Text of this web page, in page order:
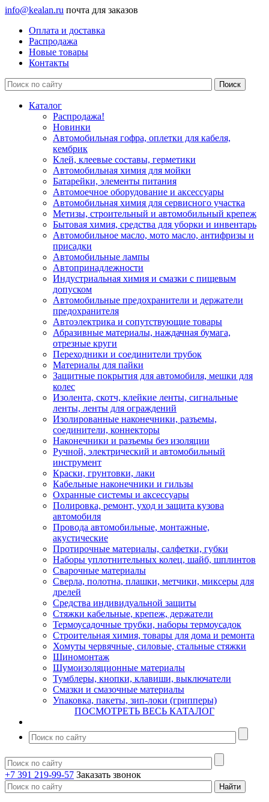
info@kealan.ru почта для заказов
Оплата и доставка
Распродажа
Новые товары
Контакты
Каталог
Распродажа!
Новинки
Автомобильная гофра, оплетки для кабеля,
кембрик
Клей, клеевые составы, герметики
Автомобильная химия для мойки
Батарейки, элементы питания
Автомоечное оборудование и аксессуары
Автомобильная химия для сервисного участка
Метизы, строительный и автомобильный крепеж
Бытовая химия, средства для уборки и инвентарь
Автомобильное масло, мото масло, антифризы и
присадки
Автомобильные лампы
Автопринадлежности
Индустриальная химия и смазки с пищевым
допуском
Автомобильные предохранители и держатели
предохранителя
Автоэлектрика и сопутствующие товары
Абразивные материалы, наждачная бумага,
отрезные круги
Переходники и соединители трубок
Материалы для пайки
Защитные покрытия для автомобиля, мешки для
колес
Изолента, скотч, клейкие ленты, сигнальные
ленты, ленты для ограждений
Изолированные наконечники, разъемы,
соединители, коннекторы
Наконечники и разъемы без изоляции
Ручной, электрический и автомобильный
инструмент
Краски, грунтовки, лаки
Кабельные наконечники и гильзы
Охранные системы и аксессуары
Полировка, ремонт, уход и защита кузова
автомобиля
Провода автомобильные, монтажные,
акустические
Протирочные материалы, салфетки, губки
Наборы уплотнительных колец, шайб, шплинтов
Сварочные материалы
Сверла, полотна, плашки, метчики, миксеры для
дрелей
Средства индивидуальной защиты
Стяжки кабельные, крепеж, держатели
Термоусадочные трубки, наборы термоусадок
Строительная химия, товары для дома и ремонта
Хомуты червячные, силовые, стальные стяжки
Шиномонтаж
Шумоизоляционные материалы
Тумблеры, кнопки, клавиши, выключатели
Смазки и смазочные материалы
Упаковка, пакеты, зип-локи (грипперы)
ПОСМОТРЕТЬ ВЕСЬ КАТАЛОГ
+7 391 219-99-57 Заказать звонок